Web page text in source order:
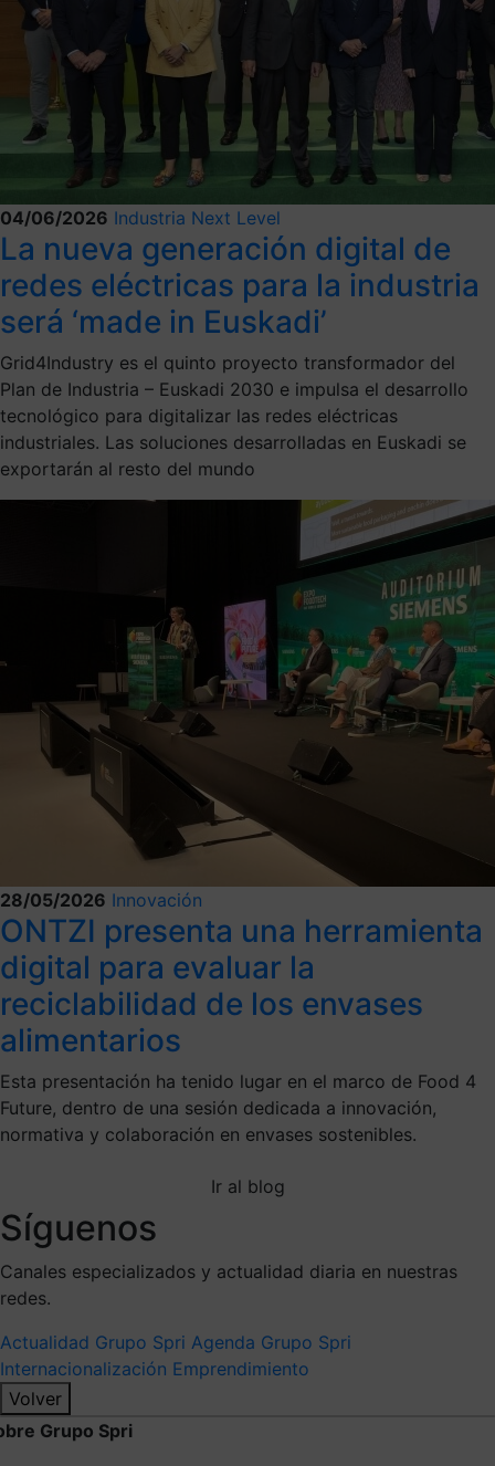
04/06/2026 Industria Next Level
La nueva generación digital de
redes eléctricas para la industria
será ‘made in Euskadi’
Grid4Industry es el quinto proyecto transformador del
Plan de Industria – Euskadi 2030 e impulsa el desarrollo
tecnológico para digitalizar las redes eléctricas
industriales. Las soluciones desarrolladas en Euskadi se
exportarán al resto del mundo
28/05/2026 Innovación
ONTZI presenta una herramienta
digital para evaluar la
reciclabilidad de los envases
alimentarios
Esta presentación ha tenido lugar en el marco de Food 4
Future, dentro de una sesión dedicada a innovación,
normativa y colaboración en envases sostenibles.
Ir al blog
Síguenos
Canales especializados y actualidad diaria en nuestras
redes.
Actualidad Grupo Spri Agenda Grupo Spri
Internacionalización Emprendimiento
Volver
Grupo Spri